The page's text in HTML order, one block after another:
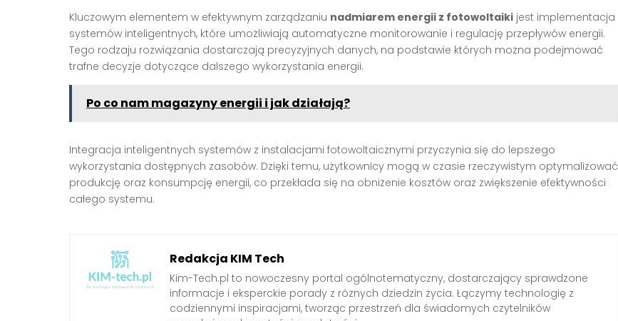
Kluczowym elementem w efektywnym zarządzaniu nadmiarem energii z fotowoltaiki jest implementacja
systemów inteligentnych, które umożliwiają automatyczne monitorowanie i regulację przepływów energii.
Tego rodzaju rozwiązania dostarczają precyzyjnych danych, na podstawie których można podejmować
trafne decyzje dotyczące dalszego wykorzystania energii.
Po co nam magazyny energii i jak działają?
Integracja inteligentnych systemów z instalacjami fotowoltaicznymi przyczynia się do lepszego
wykorzystania dostępnych zasobów. Dzięki temu, użytkownicy mogą w czasie rzeczywistym optymalizować
produkcję oraz konsumpcję energii, co przekłada się na obniżenie kosztów oraz zwiększenie efektywności
całego systemu.
Redakcja KIM Tech
Kim-Tech.pl to nowoczesny portal ogólnotematyczny, dostarczający sprawdzone
informacje i eksperckie porady z różnych dziedzin życia. Łączymy technologię z
codziennymi inspiracjami, tworząc przestrzeń dla świadomych czytelników